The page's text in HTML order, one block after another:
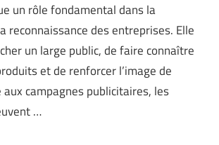
un rôle fondamental dans la
reconnaissance des entreprises. Elle
un large public, de faire connaître
et de renforcer l’image de
aux campagnes publicitaires, les
…